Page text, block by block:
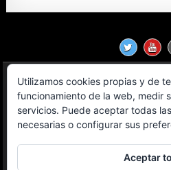
Política de Privacidad
Aviso Legal
Contacto
Utilizamos cookies propias y de
funcionamiento de la web, medir
servicios. Puede aceptar todas
necesarias o configurar sus
Aceptar